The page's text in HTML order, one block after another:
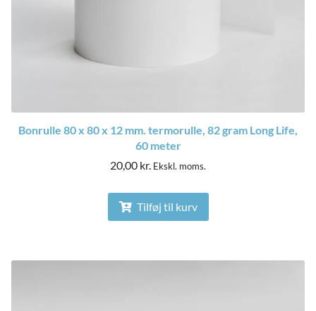
Bonrulle 80 x 80 x 12 mm. termorulle, 82 gram Long Life,
60 meter
20,00 kr. Ekskl. moms.
Tilføj til kurv